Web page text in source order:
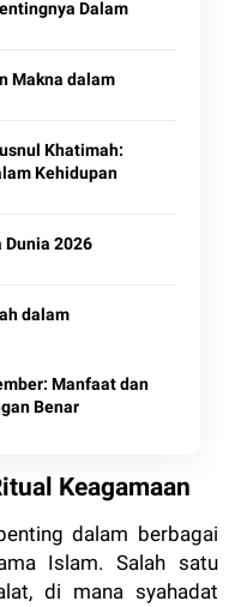
Dalam
Makna dalam
Khatimah:
Kehidupan
Dunia 2026
dalam
Manfaat dan
Benar
Keagamaan
dalam berbagai
Islam. Salah satu
di mana syahadat